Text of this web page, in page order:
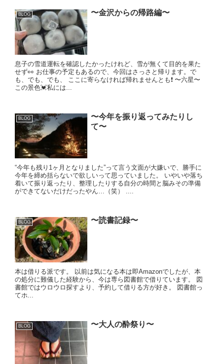
BLOG 〜金沢からの帰路編〜
息子の雪道運転を確認したかったけれど、雪が無くて目的を果た
せず👀 お仕事の予定もあるので、今回はさっさと帰ります。で
も、でも、でも、 ここに寄らなければ帰れませんとも❗️ 〜六星〜
この景色💓私には...
BLOG
〜今年を振り返ってみたりし
て〜
“今年も残り1ヶ月となりました”って言う文面が大嫌いで、勝手に
今年を締め括らないで欲しいって思っていました。 いやいや落ち
着いて振り返ったり、整理したりする自分の時間と脳みその準備
ができてないだけだったやん…（笑） ....
BLOG 〜読書記録〜
本は借りる派です。 以前は気になる本は即Amazonでしたが、本
の処分に難儀した経験から、今は専ら図書館で借りています。 図
書館ではウロウロ探すより、予約して借りる方が好き。 図書館っ
てホ...
BLOG 〜大人の酔祭り〜